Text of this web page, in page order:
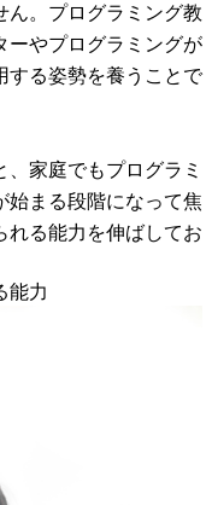
ん。プログラミング教
ーやプログラミングが
する姿勢を養うことで
家庭でもプログラミ
始まる段階になって焦
れる能力を伸ばしてお
能力